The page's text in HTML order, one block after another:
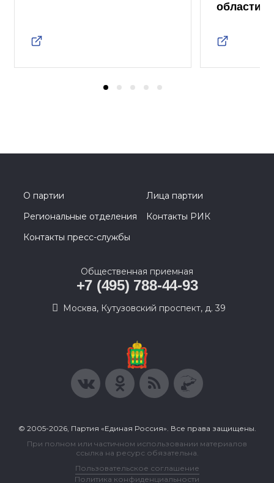
области
О партии
Лица партии
Региональные отделения
Контакты РИК
Контакты пресс-службы
Общественная приемная
+7 (495) 788-44-93
Москва, Кутузовский проспект, д. 39
© 2005-2026, Партия «Единая Россия». Все права защищены.
При полном или частичном использовании материалов
ссылка на ресурс обязательна.
Пользовательское соглашение
Политика конфиденциальности